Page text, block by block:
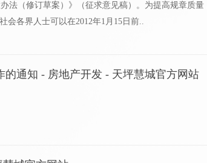
法（修订草案）》（征求意见稿）。为提高规章质量
会各界人士可以在2012年1月15日前..
通知 - 房地产开发 - 天坪慧城官方网站
治过程中，进行了将通过整治节约的少部分农村建